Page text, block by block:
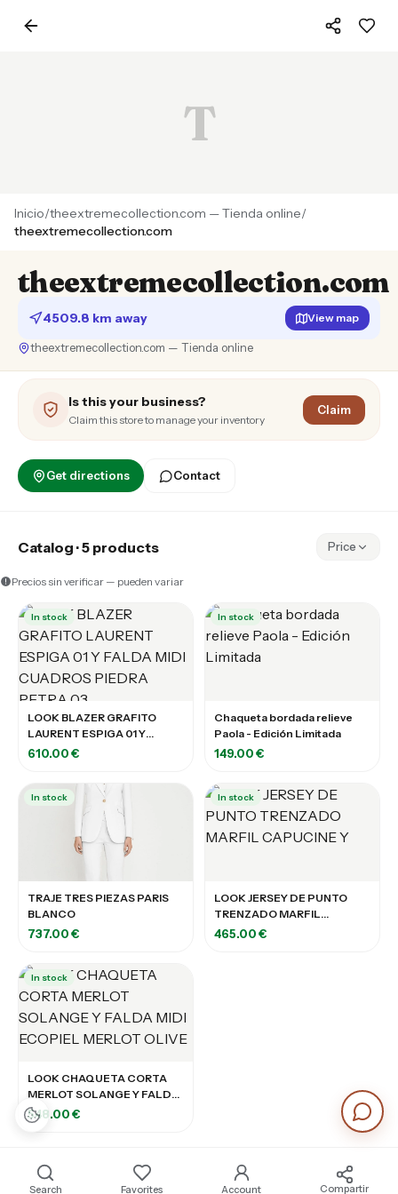
T
Inicio/theextremecollection.com — Tienda online/
theextremecollection.com
theextremecollection.com
4509.8 km away View map
theextremecollection.com — Tienda online
Is this your business?
Claim this store to manage your inventory
Claim
Get directions Contact
Catalog · 5 products Price
Precios sin verificar — pueden variar
In stock
LOOK BLAZER GRAFITO
LAURENT ESPIGA 01 Y
FALDA MIDI CUADROS
610.00 €
In stock
Chaqueta bordada relieve
Paola - Edición Limitada
149.00 €
In stock
TRAJE TRES PIEZAS PARIS
BLANCO
737.00 €
In stock
LOOK JERSEY DE PUNTO
TRENZADO MARFIL
CAPUCINE Y
465.00 €
In stock
LOOK CHAQUETA CORTA
MERLOT SOLANGE Y FALDA
MIDI ECOPIEL MERLOT
OLIVE
548.00 €
Search Favorites Account Compartir